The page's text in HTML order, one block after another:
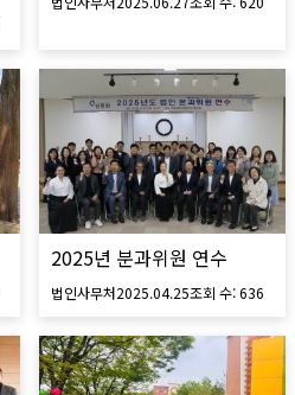
2025년 분과위원 연수
법인사무처2025.04.25조회 수:636